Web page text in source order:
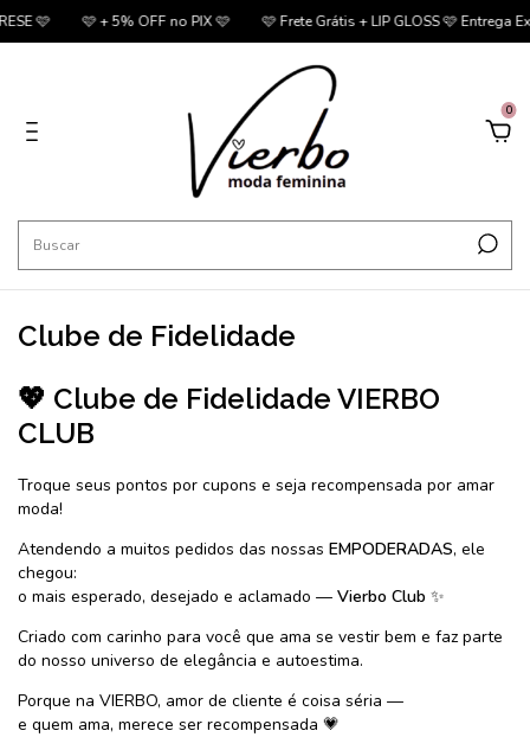
0
🩷 + 5% OFF no PIX 🩷 🩷 Frete Grátis + LIP GLOSS 🩷 Entrega
Clube de Fidelidade
💖 Clube de Fidelidade VIERBO
CLUB
Troque seus pontos por cupons e seja recompensada por amar
moda!
Atendendo a muitos pedidos das nossas EMPODERADAS, ele
chegou:
o mais esperado, desejado e aclamado — Vierbo Club ✨
Criado com carinho para você que ama se vestir bem e faz parte
do nosso universo de elegância e autoestima.
Porque na VIERBO, amor de cliente é coisa séria —
e quem ama, merece ser recompensada 💗